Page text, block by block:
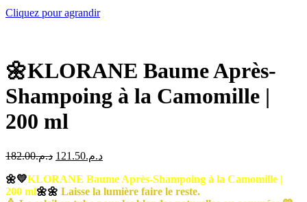
Cliquez pour agrandir
🌼KLORANE Baume Après-
Shampoing à la Camomille |
200 ml
د.م.182.00
Le
initial
était :
د.م.121.50
Le
actuel
est :
🌼💛KLORANE Baume Après-Shampoing à la Camomille |
200 ml🌼🌼 Laisse la lumière faire le reste.